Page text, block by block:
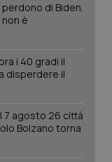
perdono di Biden.
è
i 40 gradi il
disperdere il
7 agosto 26 città
Bolzano torna